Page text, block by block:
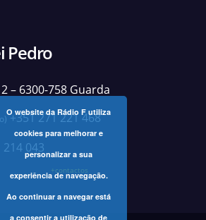
Pedro
– 6300-758 Guarda
+351 271 221 468
043
+contactos
O website da Rádio F utiliza
cookies para melhorar e
personalizar a sua
experiência de navegação.
Ao continuar a navegar está
a consentir a utilização de